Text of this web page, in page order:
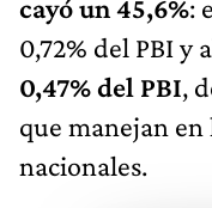
0,72% del PBI y
0,47% del PBI,
que manejan
nacionales.